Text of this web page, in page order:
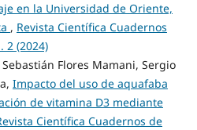
en la Universidad de Oriente,
, Revista Científica Cuadernos
2 (2024)
Flores Mamani, Sergio
Impacto del uso de aquafaba
de vitamina D3 mediante
Científica Cuadernos de